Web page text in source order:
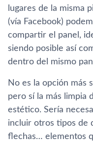
lugares de la misma
(ví­a Facebook)
compartir el panel,
siendo posible así­
dentro del mismo
No es la opción más
pero sí­ la más limpia
estético. Serí­a
incluir otros tipos de
flechas… elementos